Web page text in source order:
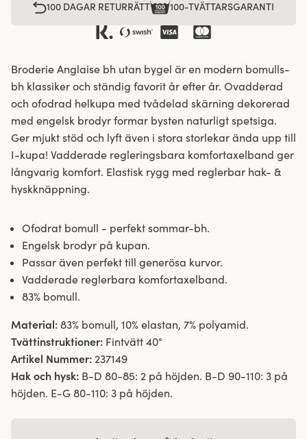
100 DAGAR RETURRÄTT 100-TVÄTTARSGARANTI
Broderie Anglaise bh utan bygel är en modern bomulls-
bh klassiker och ständig favorit år efter år. Ovadderad
och ofodrad helkupa med tvådelad skärning dekorerad
med engelsk brodyr formar bysten naturligt spetsiga.
Ger mjukt stöd och lyft även i stora storlekar ända upp till
I-kupa! Vadderade regleringsbara komfortaxelband ger
långvarig komfort. Elastisk rygg med reglerbar hak- &
hyskknäppning.
Ofodrat bomull - perfekt sommar-bh.
Engelsk brodyr på kupan.
Passar även perfekt till generösa kurvor.
Vadderade reglerbara komfortaxelband.
83% bomull.
Material: 83% bomull, 10% elastan, 7% polyamid.
Tvättinstruktioner: Fintvätt 40°
Artikel Nummer: 237149
Hak och hysk: B-D 80-85: 2 på höjden. B-D 90-110: 3 på
höjden. E-G 80-110: 3 på höjden.